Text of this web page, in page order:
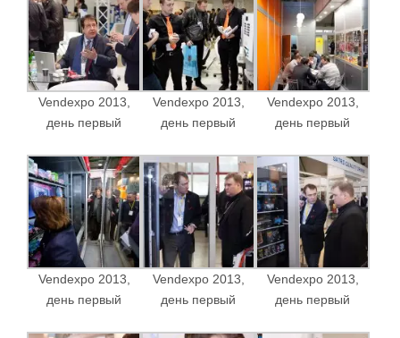
Vendexpo 2013,
день первый
Vendexpo 2013,
день первый
Vendexpo 2013,
день первый
Vendexpo 2013,
день первый
Vendexpo 2013,
день первый
Vendexpo 2013,
день первый